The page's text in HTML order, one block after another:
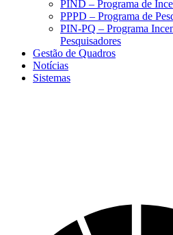
PIND – Programa de
PPPD – Programa de
PIN-PQ – Programa
Pesquisadores
Gestão de Quadros
Notícias
Sistemas